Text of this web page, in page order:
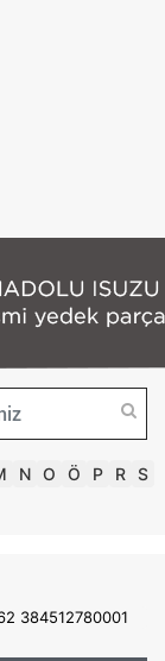
N O Ö P R S
384512780001